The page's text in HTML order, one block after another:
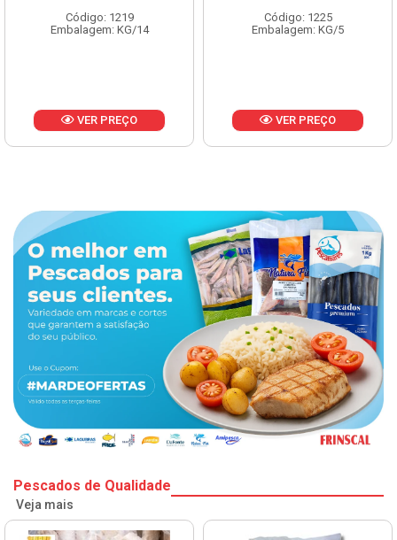
Código: 1219
Embalagem: KG/14
VER PREÇO
Código: 1225
Embalagem: KG/5
VER PREÇO
Pescados de Qualidade
Veja mais